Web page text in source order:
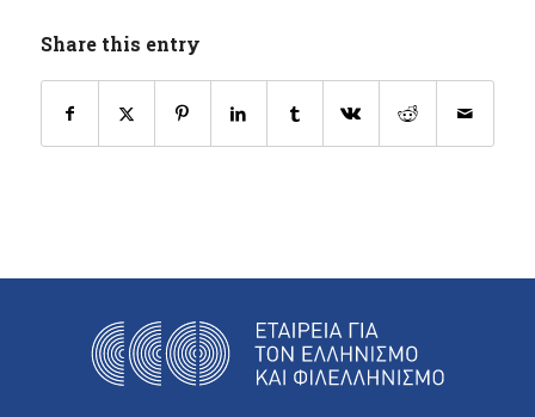
Share this entry